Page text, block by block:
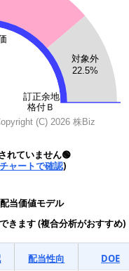
れていません🟢
ャートで確認)
配当価値モデル
きます (複合分析がおすすめ)
配当性向 DOE